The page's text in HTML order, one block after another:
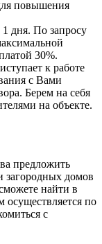
повышения
1 дня. По запросу
30%.
к работе
с Вами
Берем на себя
на объекте.
предложить
домов
найти в
осуществляется по
с